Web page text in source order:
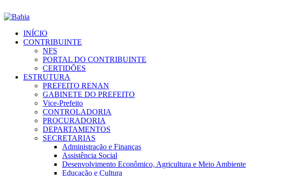
INÍCIO
CONTRIBUINTE
NFS
PORTAL DO CONTRIBUINTE
CERTIDÕES
ESTRUTURA
PREFEITO RENAN
GABINETE DO PREFEITO
Vice-Prefeito
CONTROLADORIA
PROCURADORIA
DEPARTAMENTOS
SECRETARIAS
Administração e Finanças
Assistência Social
Desenvolvimento Econômico, Agricultura e Meio Ambiente
Educação e Cultura